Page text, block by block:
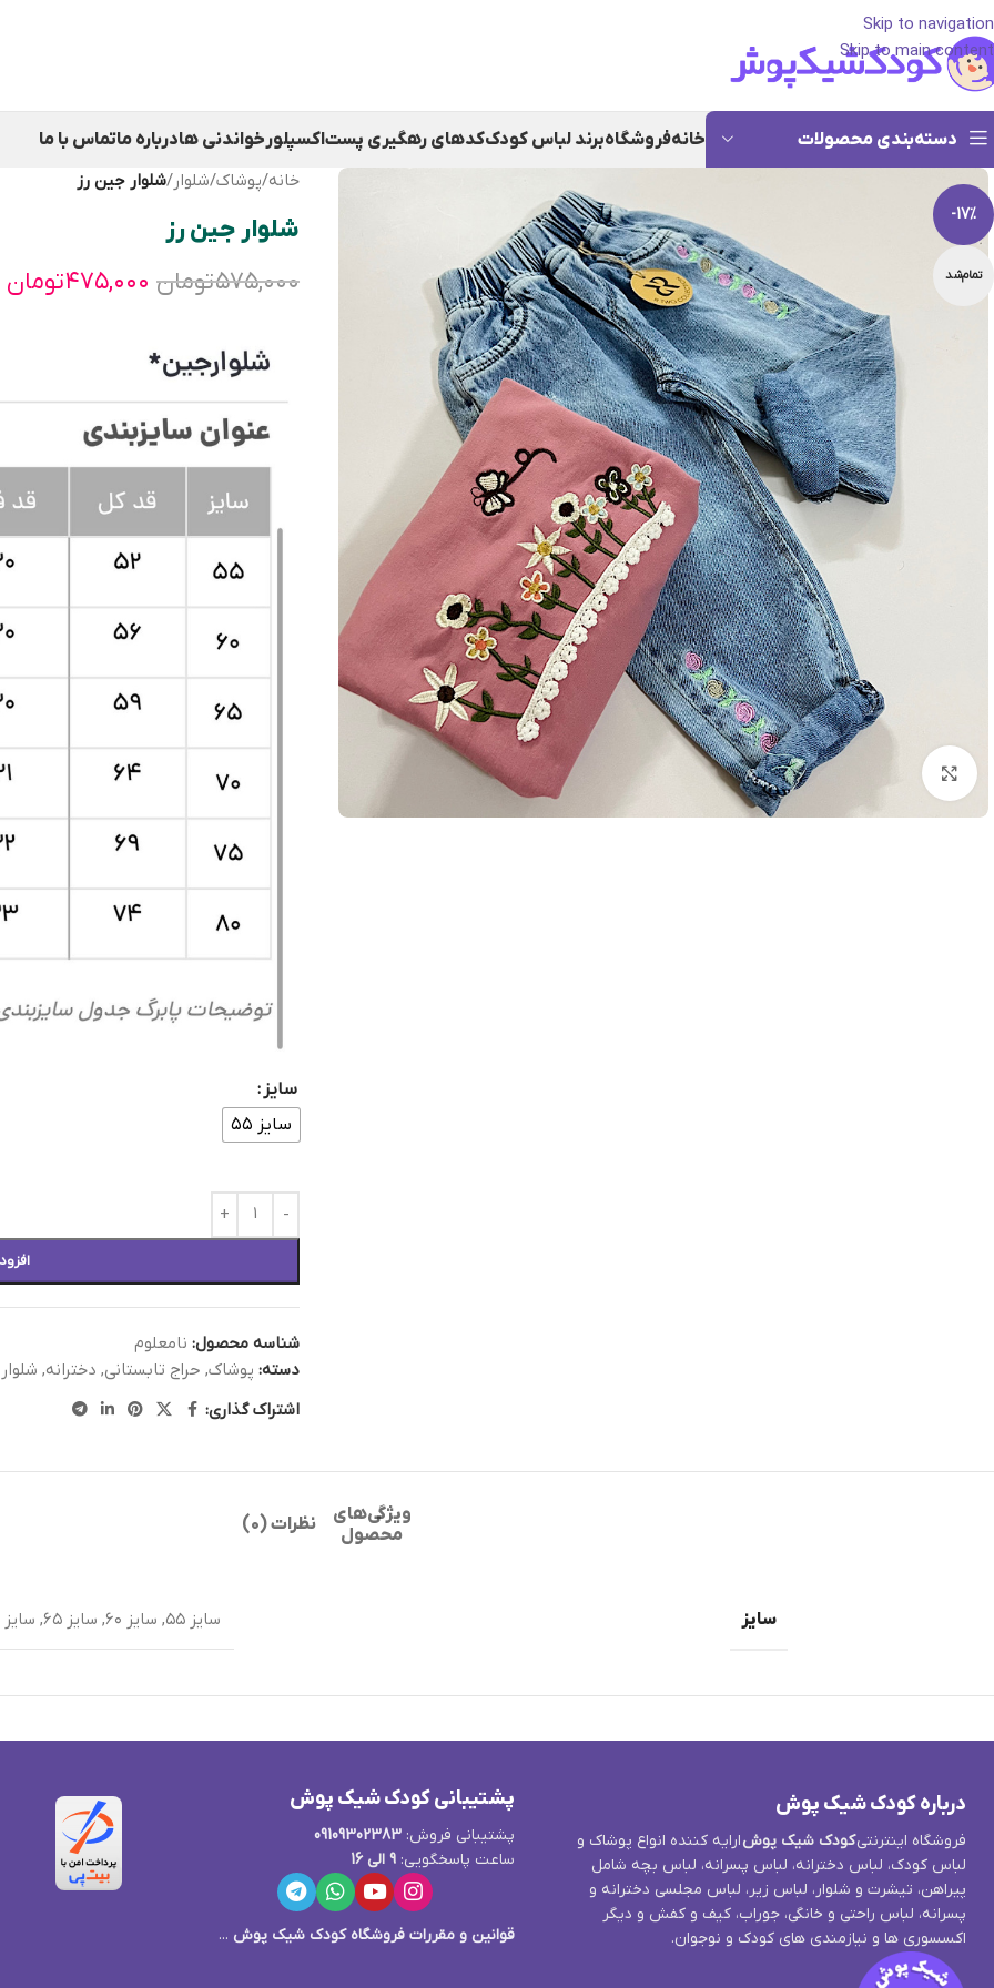
Skip to navigation
Skip to main content
دسته‌بندی محصولات خانهفروشگاهبرند لباس کودککدهای رهگیری پستاکسپلورخواندنی هادرباره ماتماس با ما
-17%
تمام‌شد
خانه/پوشاک/شلوار/شلوار جین رز
شلوار جین رز
۵۷۵,۰۰۰تومان ۴۷۵,۰۰۰تومان
سایز
سایز ۵۵
شناسه محصول: نامعلوم
دسته: پوشاک, حراج تابستانی, دخترانه, شلوار
اشتراک گذاری:
ویژگی‌های
محصول
نظرات (0)
سایز سایز ۵۵ , سایز ۶۰ , سایز ۶۵ , سایز ۷۰
درباره کودک شیک پوش
فروشگاه اینترنتیکودک شیک پوشارایه کننده انواع پوشاک و
لباس کودک، لباس دخترانه، لباس پسرانه، لباس بچه شامل
پیراهن، تیشرت و شلوار، لباس زیر، لباس مجلسی دخترانه و
پسرانه، لباس راحتی و خانگی، جوراب، کیف و کفش و دیگر
اکسسوری ها و نیازمندی های کودک و نوجوان.
پشتیبانی کودک شیک پوش
پشتیبانی فروش:09109302383
ساعت پاسخگویی:9 الی 16
قوانین و مقررات فروشگاه کودک شیک پوش ...